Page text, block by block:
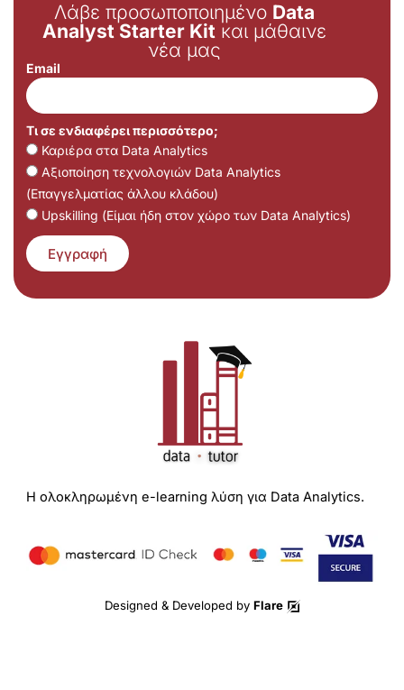
Λάβε προσωποποιημένο Data
Analyst Starter Kit και μάθαινε
νέα μας
Email
Τι σε ενδιαφέρει περισσότερο;
Καριέρα στα Data Analytics
Αξιοποίηση τεχνολογιών Data Analytics
(Επαγγελματίας άλλου κλάδου)
Upskilling (Είμαι ήδη στον χώρο των Data Analytics)
Εγγραφή
Η ολοκληρωμένη e-learning λύση για Data Analytics.
Designed & Developed by Flare